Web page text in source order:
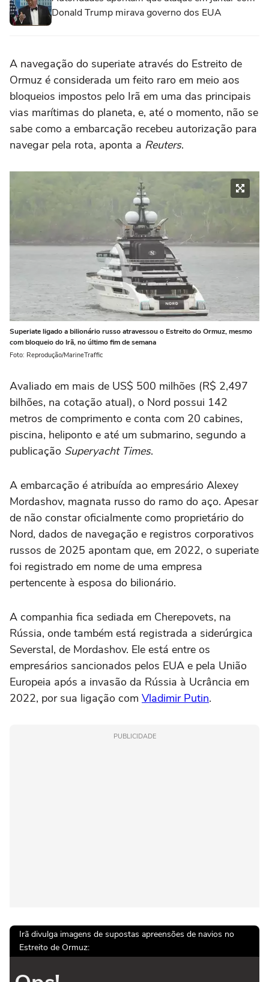
Donald Trump mirava governo dos EUA
A navegação do superiate através do Estreito de
Ormuz é considerada um feito raro em meio aos
bloqueios impostos pelo Irã em uma das principais
vias marítimas do planeta, e, até o momento, não se
sabe como a embarcação recebeu autorização para
navegar pela rota, aponta a Reuters.
Superiate ligado a bilionário russo atravessou o Estreito do Ormuz, mesmo
com bloqueio do Irã, no último fim de semana
Foto: Reprodução/MarineTraffic
Avaliado em mais de US$ 500 milhões (R$ 2,497
bilhões, na cotação atual), o Nord possui 142
metros de comprimento e conta com 20 cabines,
piscina, heliponto e até um submarino, segundo a
publicação Superyacht Times.
A embarcação é atribuída ao empresário Alexey
Mordashov, magnata russo do ramo do aço. Apesar
de não constar oficialmente como proprietário do
Nord, dados de navegação e registros corporativos
russos de 2025 apontam que, em 2022, o superiate
foi registrado em nome de uma empresa
pertencente à esposa do bilionário.
A companhia fica sediada em Cherepovets, na
Rússia, onde também está registrada a siderúrgica
Severstal, de Mordashov. Ele está entre os
empresários sancionados pelos EUA e pela União
Europeia após a invasão da Rússia à Ucrância em
2022, por sua ligação com Vladimir Putin.
PUBLICIDADE
Irã divulga imagens de supostas apreensões de navios no
Estreito de Ormuz: